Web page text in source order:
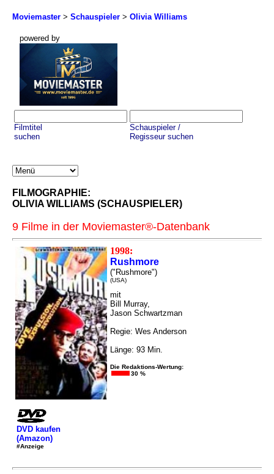
Moviemaster > Schauspieler > Olivia Williams
powered by
Filmtitel
suchen
Schauspieler /
Regisseur suchen
FILMOGRAPHIE:
OLIVIA WILLIAMS (SCHAUSPIELER)
9 Filme in der Moviemaster®-Datenbank
1998:
Rushmore
("Rushmore")
(USA)
mit
Bill Murray,
Jason Schwartzman
Regie: Wes Anderson
Länge: 93 Min.
Die Redaktions-Wertung:
30 %
DVD kaufen
(Amazon)
#Anzeige